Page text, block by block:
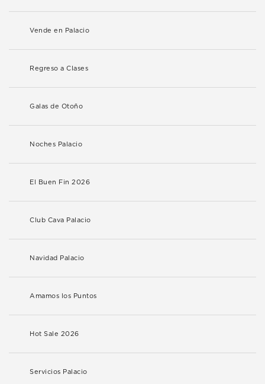
Vende en Palacio
Regreso a Clases
Galas de Otoño
Noches Palacio
El Buen Fin 2026
Club Cava Palacio
Navidad Palacio
Amamos los Puntos
Hot Sale 2026
Servicios Palacio